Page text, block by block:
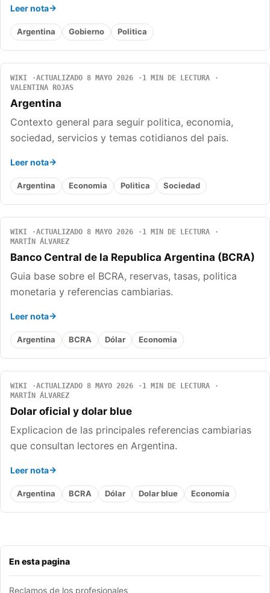
En esta pagina
Reclamos de los profesionales
Leer nota
Argentina Gobierno Politica
WIKI ACTUALIZADO 8 MAYO 2026
1 MIN DE LECTURA
VALENTINA ROJAS
Argentina
Contexto general para seguir politica, economia,
sociedad, servicios y temas cotidianos del pais.
Leer nota
Argentina Economia Politica Sociedad
WIKI ACTUALIZADO 8 MAYO 2026
1 MIN DE LECTURA
MARTÍN ÁLVAREZ
Banco Central de la Republica Argentina (BCRA)
Guia base sobre el BCRA, reservas, tasas, politica
monetaria y referencias cambiarias.
Leer nota
Argentina BCRA Dólar Economia
WIKI ACTUALIZADO 8 MAYO 2026
1 MIN DE LECTURA
MARTÍN ÁLVAREZ
Dolar oficial y dolar blue
Explicacion de las principales referencias cambiarias
que consultan lectores en Argentina.
Leer nota
Argentina BCRA Dólar Dolar blue Economia